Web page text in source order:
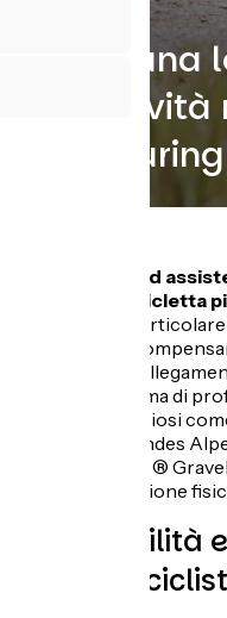
Il VAE,
bike touring
La bicicletta ad
turismo in bicicletta
in
impegnativi.
facilitando il
più ampia gamma di
percorsi ambiziosi
Route des Grandes
Grandes Alpes ®
propria condizione
Accessibilità
profili di